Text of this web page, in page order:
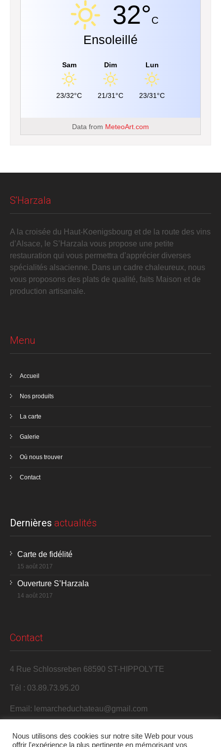
32°C
Ensoleillé
Sam
23/32°C
Dim
21/31°C
Lun
23/31°C
Data from MeteoArt.com
S'Harzala
A la croisée du Haut-Koenigsbourg et de la route des vins
d’Alsace, le S’Harzala vous propose une petite
restauration qui vous permettra d’apprécier diverses
spécialités alsacienne. Dans un cadre chaleureux, nous
vous proposons des plats de qualité, faits Maison et de
production artisanale.
Menu
Accueil
Nos produits
La carte
Galerie
Où nous trouver
Contact
Dernières actualités
Carte de fidélité
15 août 2017
Ouverture S’Harzala
14 août 2017
Contact
4 Rue Schlossreben 68590 ST-HIPPOLYTE
Tél : 03.89.73.95.20
Email: lemarcheduchateau@gmail.com
Nous utilisons des cookies sur notre site Web pour vous
offrir l'expérience la plus pertinente en mémorisant vos